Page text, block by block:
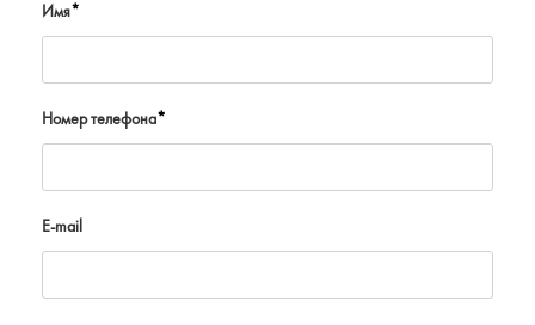
Имя*
Номер телефона*
E-mail